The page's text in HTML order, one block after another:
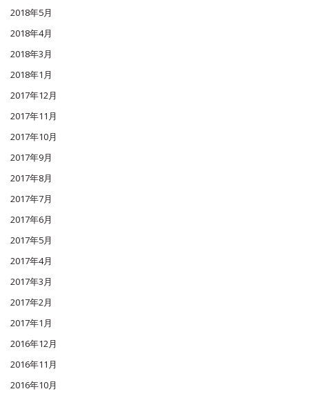
2018年5月
2018年4月
2018年3月
2018年1月
2017年12月
2017年11月
2017年10月
2017年9月
2017年8月
2017年7月
2017年6月
2017年5月
2017年4月
2017年3月
2017年2月
2017年1月
2016年12月
2016年11月
2016年10月